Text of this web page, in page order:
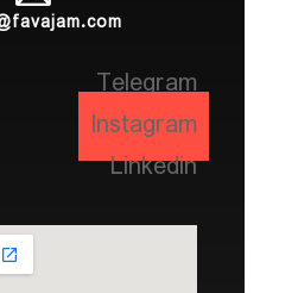
Telegram
Instagram
Linkedin